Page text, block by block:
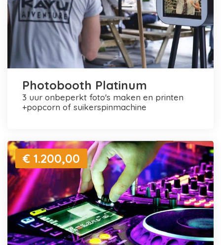
Photobooth Platinum
3 uur onbeperkt foto's maken en printen
+popcorn of suikerspinmachine
€ 1.200,00